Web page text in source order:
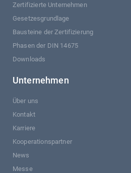
Zertifizierte Unternehmen
Gesetzesgrundlage
Bausteine der Zertifizierung
Phasen der DIN 14675
Downloads
Unternehmen
Über uns
Kontakt
Karriere
Kooperationspartner
News
Messe